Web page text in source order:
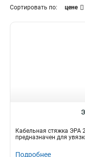
Сортировать по: цене
Кабельная стяжка ЭРА
предназначен для
Подробнее